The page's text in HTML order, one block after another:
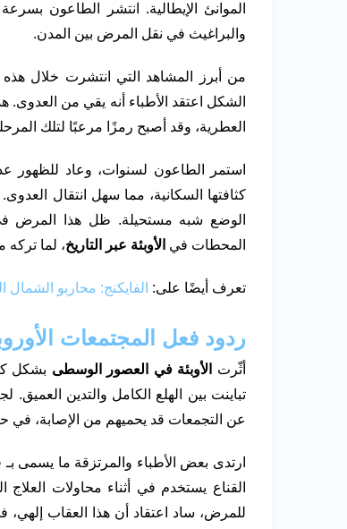
الموانئ الإيطالية. انتشر الطاعون
والبراغيث في نقل المرض بين المدن.
من أبرز المشاهد التي انتشرت خلال هذه
الشكل اعتقد الأطباء أنه يقي من
العطرية، وقد أصبح رمزًا مرعبًا لتلك
استمر الطاعون لسنوات، وعاد للظهور
كثافتها السكانية، مما سهل انتقال
الوضع شبه مستحيلة. ظل هذا المرض في
المحطات في الأوبئة عبر التاريخ، لما تركه
تعرف أيضًا على: الفايكنج: محاربو الشمال
ردود فعل المجتمعات
أثّرت الأوبئة في العصور الوسطى بشكل
تباينت بين الهلع الكامل والتدين
عن التجمعات قد يحميهم من الإصابة، في
ارتدى بعض الأطباء والمرتزقة ما يسمى
القناع يستخدم في أثناء محاولات
للمرض، ساد اعتقاد أن هذا العقاب